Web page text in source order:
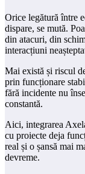
Orice legătură între
dispare, se mută.
din atacuri, din
interacțiuni
Mai există și riscul
prin funcționare
fără incidente nu
constantă.
Aici, integrarea
cu proiecte deja
real și o șansă mai
devreme.